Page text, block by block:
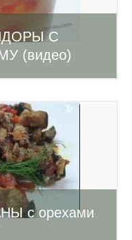
С
(видео)
с орехами